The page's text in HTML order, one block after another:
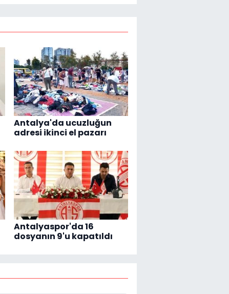
Antalya'da ucuzluğun
adresi ikinci el pazarı
Antalyaspor'da 16
dosyanın 9'u kapatıldı